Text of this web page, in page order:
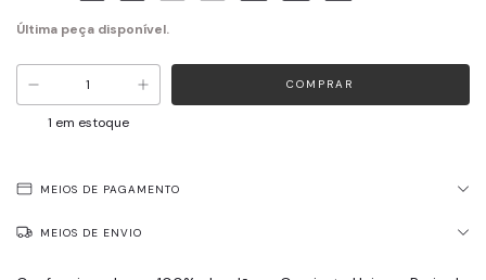
Última peça disponível.
1 em estoque
MEIOS DE PAGAMENTO
MEIOS DE ENVIO